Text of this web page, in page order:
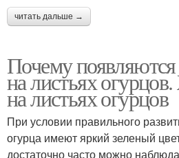
читать дальше →
Почему
на листьях
на листьях огурцов
При условии правильного
огурца имеют яркий зеленый
достаточно часто можно